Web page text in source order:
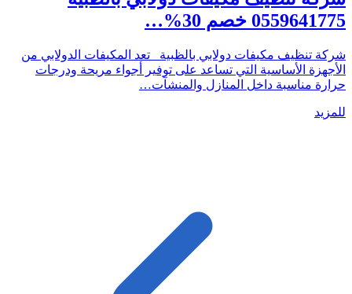
0559641775 خصم 30%…
شركة تنظيف مكيفات دولابي بالظبية تعد المكيفات الدولابي من
الأجهزة الأساسية التي تساعد على توفير أجواء مريحة ودرجات
حرارة مناسبة داخل المنازل والمنشآت…
للمزيد